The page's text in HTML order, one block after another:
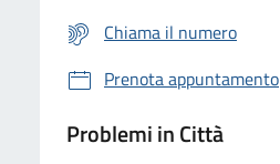
Chiama il numero
Prenota appuntamento
Problemi in Città